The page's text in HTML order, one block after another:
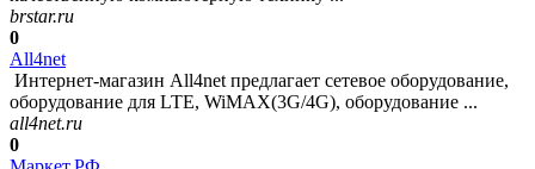
brstar.ru
0
All4net
Интернет-магазин All4net предлагает сетевое оборудование,
оборудование для LTE, WiMAX(3G/4G), оборудование ...
all4net.ru
0